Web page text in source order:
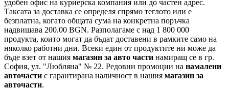
удобен офис на куриерска компания или до частен адрес.
Таксата за доставка се определя спрямо теглото или е
безплатна, когато общата сума на конкретна поръчка
надвишава 200.00 BGN. Разполагаме с над 1 800 000
продукта, които могат да бъдат доставени в рамките само на
няколко работни дни. Всеки един от продуктите ни може да
бъде взет от нашия магазин за авто части намиращ се в гр.
София, ул. "Любляна" № 22. Редовни промоции на намалени
авточасти с гарантирана наличност в нашия магазин за
авточасти.